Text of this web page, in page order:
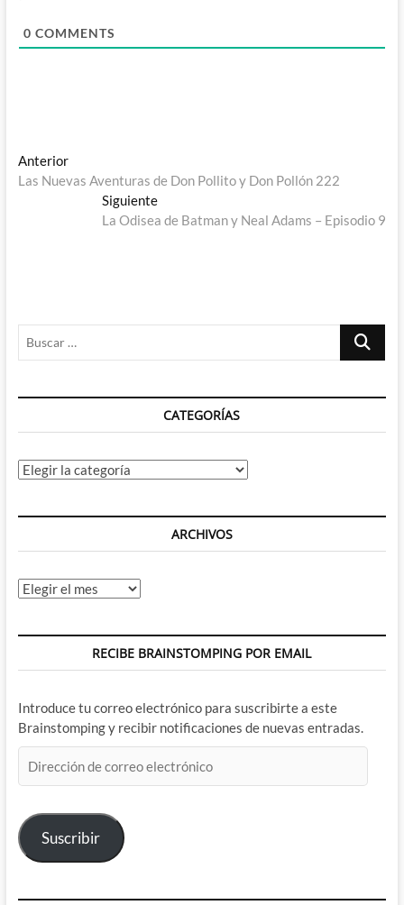
0 COMMENTS
Navegación
de
entradas
AnteriorEntrada
anterior:
Las Nuevas Aventuras de Don Pollito y Don Pollón 222
SiguienteEntrada
siguiente:
La Odisea de Batman y Neal Adams – Episodio 9
Buscar
CATEGORÍAS
Categorías
ARCHIVOS
Archivos
RECIBE BRAINSTOMPING POR EMAIL
Introduce tu correo electrónico para suscribirte a este
Brainstomping y recibir notificaciones de nuevas entradas.
de
electrónico
Suscribir